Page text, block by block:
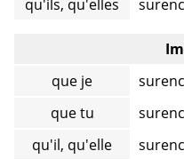
qu'ils, qu'elles
que je
que tu
qu'il, qu'elle